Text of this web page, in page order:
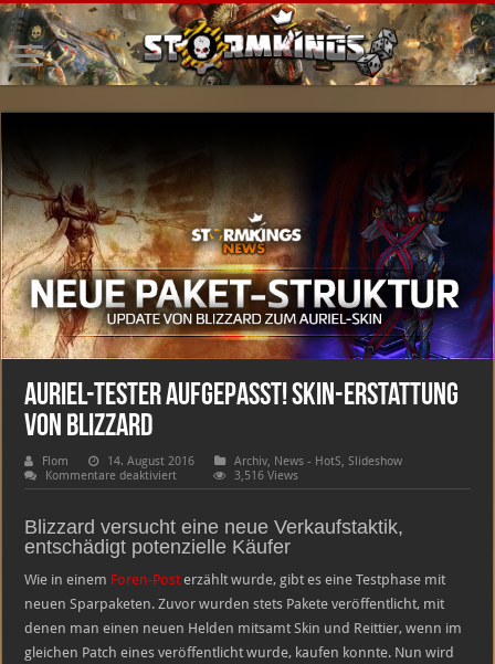
Auriel-Tester aufgepasst! Skin-Erstattung
von Blizzard
Flom 14. August 2016 Archiv, News - HotS,Slideshow
Kommentare deaktiviertfür
Auriel-
aufgepasst!
Skin-
Erstattung
Blizzard
3,516 Views
Blizzard versucht eine neue Verkaufstaktik,
entschädigt potenzielle Käufer
Wie in einem Foren-Posterzählt wurde, gibt es eine Testphase mit
neuen Sparpaketen. Zuvor wurden stets Pakete veröffentlicht, mit
denen man einen neuen Helden mitsamt Skin und Reittier, wenn im
gleichen Patch eines veröffentlicht wurde, kaufen konnte. Nun wird